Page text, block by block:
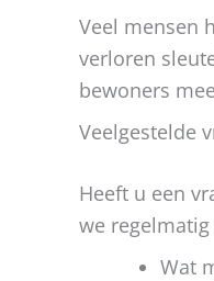
Veel mensen
verloren
bewoners
Veelgestelde
Heeft u een
we
Wat